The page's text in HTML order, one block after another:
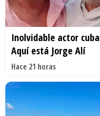
Inolvidable actor
Aquí está Jorge Alí
Hace 21 horas